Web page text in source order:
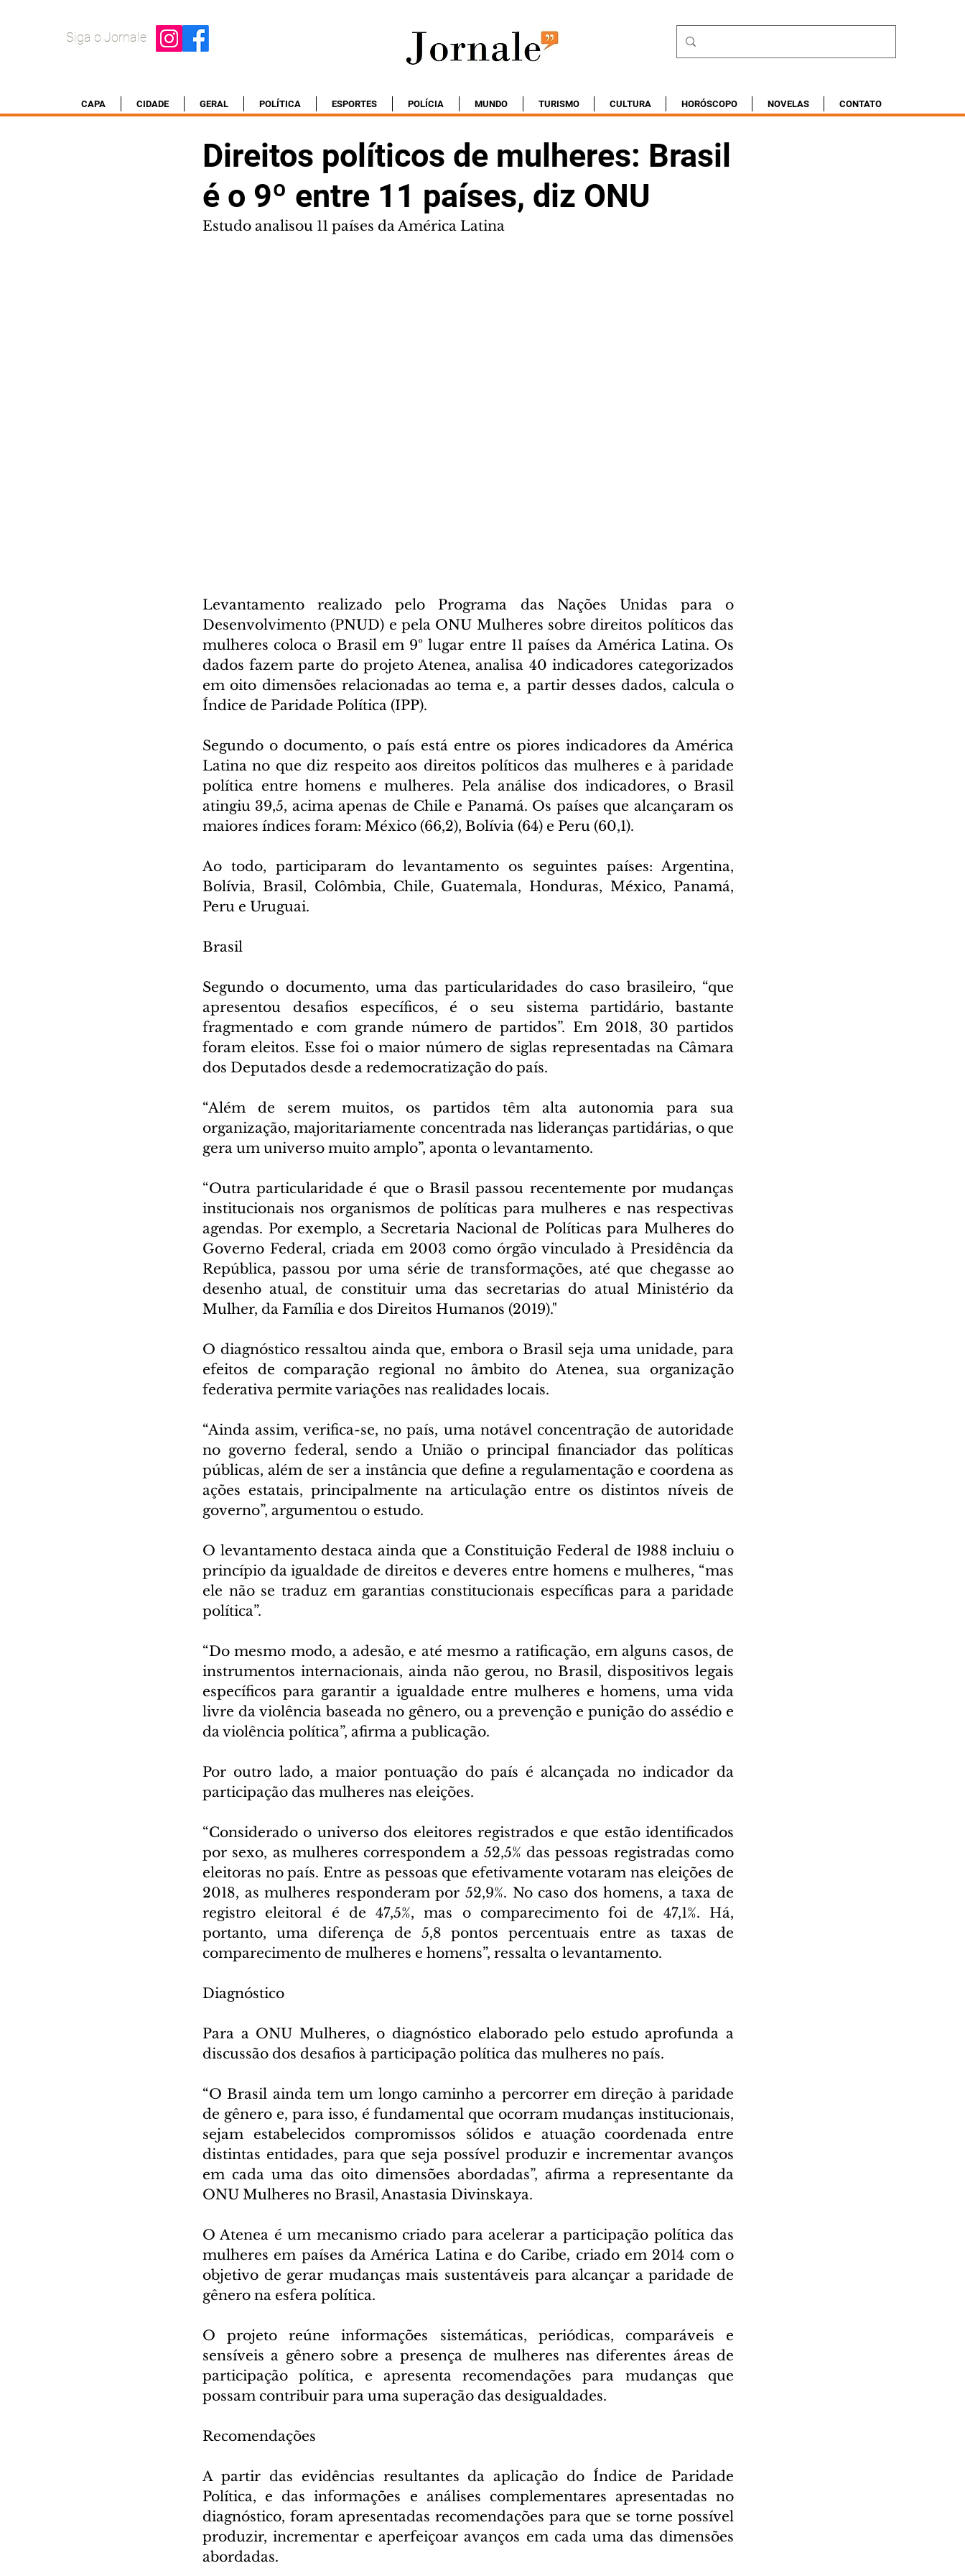
Siga o Jornale
CAPA CIDADE GERAL POLÍTICA ESPORTES POLÍCIA MUNDO TURISMO CULTURA HORÓSCOPO NOVELAS CONTATO
Direitos políticos de mulheres: Brasil
é o 9º entre 11 países, diz ONU
Estudo analisou 11 países da América Latina
Levantamento realizado pelo Programa das Nações Unidas para o
Desenvolvimento (PNUD) e pela ONU Mulheres sobre direitos políticos das
mulheres coloca o Brasil em 9º lugar entre 11 países da América Latina. Os
dados fazem parte do projeto Atenea, analisa 40 indicadores categorizados
em oito dimensões relacionadas ao tema e, a partir desses dados, calcula o
Índice de Paridade Política (IPP).
Segundo o documento, o país está entre os piores indicadores da América
Latina no que diz respeito aos direitos políticos das mulheres e à paridade
política entre homens e mulheres. Pela análise dos indicadores, o Brasil
atingiu 39,5, acima apenas de Chile e Panamá. Os países que alcançaram os
maiores índices foram: México (66,2), Bolívia (64) e Peru (60,1).
Ao todo, participaram do levantamento os seguintes países: Argentina,
Bolívia, Brasil, Colômbia, Chile, Guatemala, Honduras, México, Panamá,
Peru e Uruguai.
Brasil
Segundo o documento, uma das particularidades do caso brasileiro, “que
apresentou desafios específicos, é o seu sistema partidário, bastante
fragmentado e com grande número de partidos”. Em 2018, 30 partidos
foram eleitos. Esse foi o maior número de siglas representadas na Câmara
dos Deputados desde a redemocratização do país.
“Além de serem muitos, os partidos têm alta autonomia para sua
organização, majoritariamente concentrada nas lideranças partidárias, o que
gera um universo muito amplo”, aponta o levantamento.
“Outra particularidade é que o Brasil passou recentemente por mudanças
institucionais nos organismos de políticas para mulheres e nas respectivas
agendas. Por exemplo, a Secretaria Nacional de Políticas para Mulheres do
Governo Federal, criada em 2003 como órgão vinculado à Presidência da
República, passou por uma série de transformações, até que chegasse ao
desenho atual, de constituir uma das secretarias do atual Ministério da
Mulher, da Família e dos Direitos Humanos (2019)."
O diagnóstico ressaltou ainda que, embora o Brasil seja uma unidade, para
efeitos de comparação regional no âmbito do Atenea, sua organização
federativa permite variações nas realidades locais.
“Ainda assim, verifica-se, no país, uma notável concentração de autoridade
no governo federal, sendo a União o principal financiador das políticas
públicas, além de ser a instância que define a regulamentação e coordena as
ações estatais, principalmente na articulação entre os distintos níveis de
governo”, argumentou o estudo.
O levantamento destaca ainda que a Constituição Federal de 1988 incluiu o
princípio da igualdade de direitos e deveres entre homens e mulheres, “mas
ele não se traduz em garantias constitucionais específicas para a paridade
política”.
“Do mesmo modo, a adesão, e até mesmo a ratificação, em alguns casos, de
instrumentos internacionais, ainda não gerou, no Brasil, dispositivos legais
específicos para garantir a igualdade entre mulheres e homens, uma vida
livre da violência baseada no gênero, ou a prevenção e punição do assédio e
da violência política”, afirma a publicação.
Por outro lado, a maior pontuação do país é alcançada no indicador da
participação das mulheres nas eleições.
“Considerado o universo dos eleitores registrados e que estão identificados
por sexo, as mulheres correspondem a 52,5% das pessoas registradas como
eleitoras no país. Entre as pessoas que efetivamente votaram nas eleições de
2018, as mulheres responderam por 52,9%. No caso dos homens, a taxa de
registro eleitoral é de 47,5%, mas o comparecimento foi de 47,1%. Há,
portanto, uma diferença de 5,8 pontos percentuais entre as taxas de
comparecimento de mulheres e homens”, ressalta o levantamento.
Diagnóstico
Para a ONU Mulheres, o diagnóstico elaborado pelo estudo aprofunda a
discussão dos desafios à participação política das mulheres no país.
“O Brasil ainda tem um longo caminho a percorrer em direção à paridade
de gênero e, para isso, é fundamental que ocorram mudanças institucionais,
sejam estabelecidos compromissos sólidos e atuação coordenada entre
distintas entidades, para que seja possível produzir e incrementar avanços
em cada uma das oito dimensões abordadas”, afirma a representante da
ONU Mulheres no Brasil, Anastasia Divinskaya.
O Atenea é um mecanismo criado para acelerar a participação política das
mulheres em países da América Latina e do Caribe, criado em 2014 com o
objetivo de gerar mudanças mais sustentáveis para alcançar a paridade de
gênero na esfera política.
O projeto reúne informações sistemáticas, periódicas, comparáveis e
sensíveis a gênero sobre a presença de mulheres nas diferentes áreas de
participação política, e apresenta recomendações para mudanças que
possam contribuir para uma superação das desigualdades.
Recomendações
A partir das evidências resultantes da aplicação do Índice de Paridade
Política, e das informações e análises complementares apresentadas no
diagnóstico, foram apresentadas recomendações para que se torne possível
produzir, incrementar e aperfeiçoar avanços em cada uma das dimensões
abordadas.